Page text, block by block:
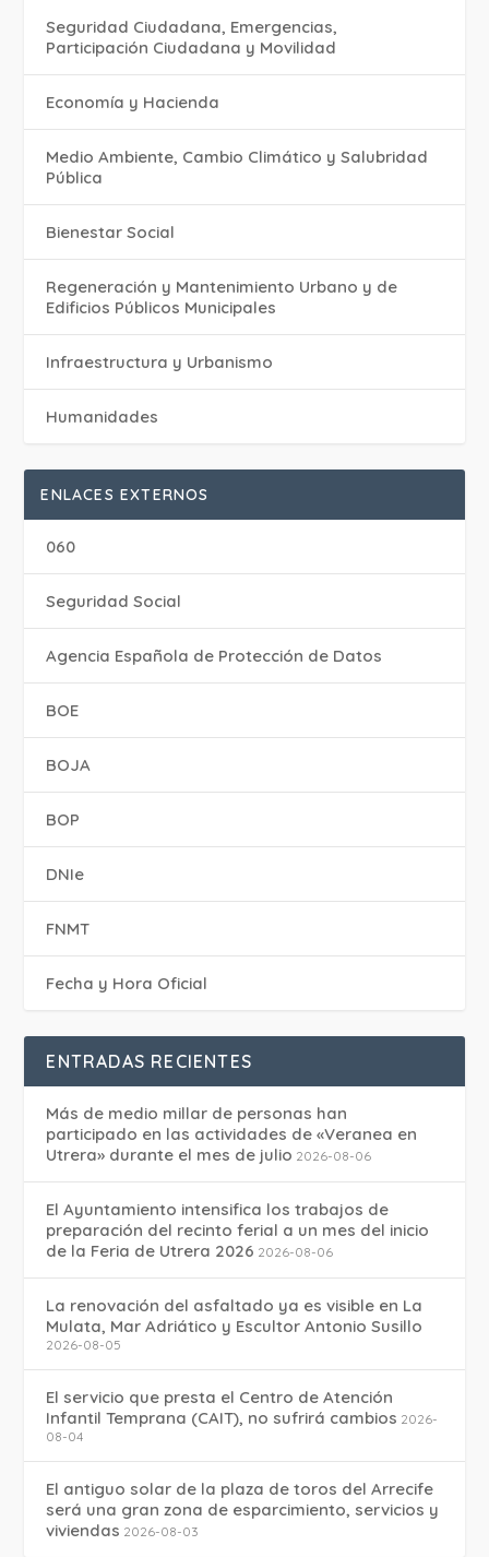
Seguridad Ciudadana, Emergencias,
Participación Ciudadana y Movilidad
Economía y Hacienda
Medio Ambiente, Cambio Climático y Salubridad
Pública
Bienestar Social
Regeneración y Mantenimiento Urbano y de
Edificios Públicos Municipales
Infraestructura y Urbanismo
Humanidades
ENLACES EXTERNOS
060
Seguridad Social
Agencia Española de Protección de Datos
BOE
BOJA
BOP
DNIe
FNMT
Fecha y Hora Oficial
ENTRADAS RECIENTES
Más de medio millar de personas han
participado en las actividades de «Veranea en
Utrera» durante el mes de julio 2026-08-06
El Ayuntamiento intensifica los trabajos de
preparación del recinto ferial a un mes del inicio
de la Feria de Utrera 2026 2026-08-06
La renovación del asfaltado ya es visible en La
Mulata, Mar Adriático y Escultor Antonio Susillo
2026-08-05
El servicio que presta el Centro de Atención
Infantil Temprana (CAIT), no sufrirá cambios 2026-
08-04
El antiguo solar de la plaza de toros del Arrecife
será una gran zona de esparcimiento, servicios y
viviendas 2026-08-03